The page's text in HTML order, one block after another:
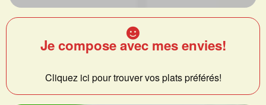
Je compose avec mes envies!
Cliquez ici pour trouver vos plats préférés!